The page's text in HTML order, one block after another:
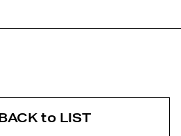
BACK to LIST